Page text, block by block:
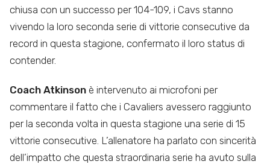
chiusa con un successo per 104-109, i Cavs stanno
vivendo la loro seconda serie di vittorie consecutive da
record in questa stagione, confermato il loro status di
contender.
Coach Atkinson è intervenuto ai microfoni per
commentare il fatto che i Cavaliers avessero raggiunto
per la seconda volta in questa stagione una serie di 15
vittorie consecutive. L’allenatore ha parlato con sincerità
dell’impatto che questa straordinaria serie ha avuto sulla